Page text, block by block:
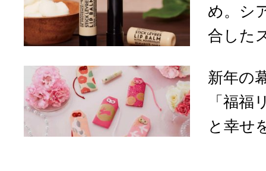
め。シ
合した
新年の
「福福
と幸せ